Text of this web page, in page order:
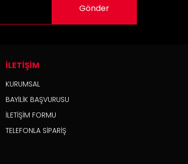
Gönder
İLETİŞİM
KURUMSAL
BAYİLİK BAŞVURUSU
İLETİŞİM FORMU
TELEFONLA SİPARİŞ